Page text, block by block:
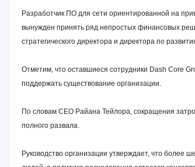
Разработчик ПО для сети ориентированной на
вынужден принять ряд непростых финансовых
стратегического директора и директора по
Отметим, что оставшиеся сотрудники Dash Core
поддержать существование организации.
По словам CEO Райана Тейлора, сокращения
полного развала.
Руководство организации утверждает, что более